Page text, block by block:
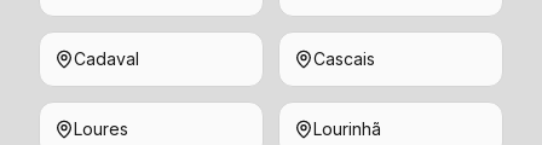
Cadaval Cascais
Loures Lourinhã